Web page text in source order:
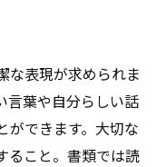
な表現が求められま
言葉や自分らしい話
ができます。大切な
ること。書類では読